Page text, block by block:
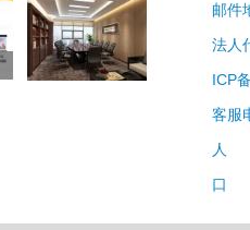
邮件
法人
ICP
客服
人
口